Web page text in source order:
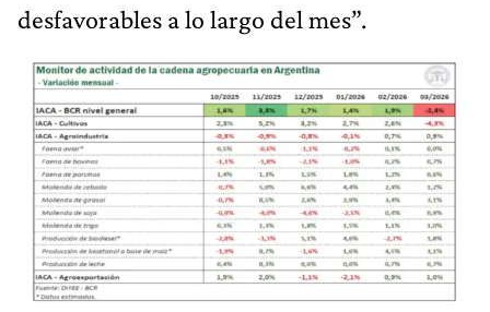
desfavorables a lo largo del mes”.